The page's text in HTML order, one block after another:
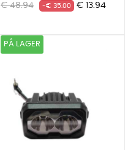
Grunnpris
€ 48.94 -€ 35.00 Pris
€ 13.94
PÅ LAGER